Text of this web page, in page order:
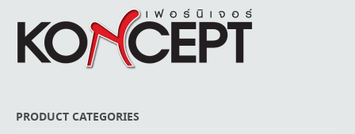
PRODUCT CATEGORIES